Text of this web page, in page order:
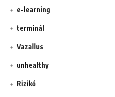
e-learning
terminál
Vazallus
unhealthy
Rizikó